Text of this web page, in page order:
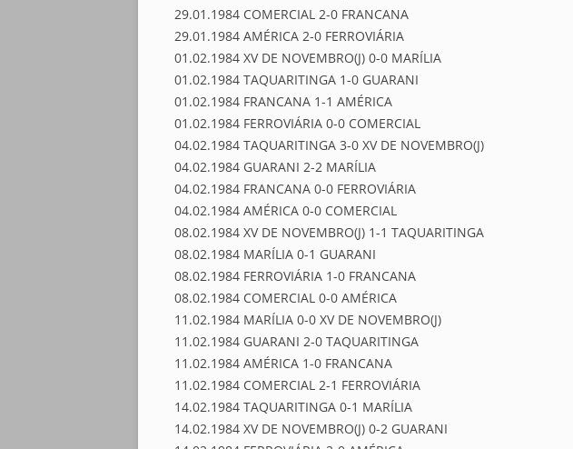
29.01.1984 COMERCIAL 2-0 FRANCANA
29.01.1984 AMÉRICA 2-0 FERROVIÁRIA
01.02.1984 XV DE NOVEMBRO(J) 0-0 MARÍLIA
01.02.1984 TAQUARITINGA 1-0 GUARANI
01.02.1984 FRANCANA 1-1 AMÉRICA
01.02.1984 FERROVIÁRIA 0-0 COMERCIAL
04.02.1984 TAQUARITINGA 3-0 XV DE NOVEMBRO(J)
04.02.1984 GUARANI 2-2 MARÍLIA
04.02.1984 FRANCANA 0-0 FERROVIÁRIA
04.02.1984 AMÉRICA 0-0 COMERCIAL
08.02.1984 XV DE NOVEMBRO(J) 1-1 TAQUARITINGA
08.02.1984 MARÍLIA 0-1 GUARANI
08.02.1984 FERROVIÁRIA 1-0 FRANCANA
08.02.1984 COMERCIAL 0-0 AMÉRICA
11.02.1984 MARÍLIA 0-0 XV DE NOVEMBRO(J)
11.02.1984 GUARANI 2-0 TAQUARITINGA
11.02.1984 AMÉRICA 1-0 FRANCANA
11.02.1984 COMERCIAL 2-1 FERROVIÁRIA
14.02.1984 TAQUARITINGA 0-1 MARÍLIA
14.02.1984 XV DE NOVEMBRO(J) 0-2 GUARANI